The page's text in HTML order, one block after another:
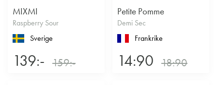
MIXMI
Raspberry Sour
Sverige
139:- 159:-
Petite Pomme
Demi Sec
Frankrike
14:90 18:90